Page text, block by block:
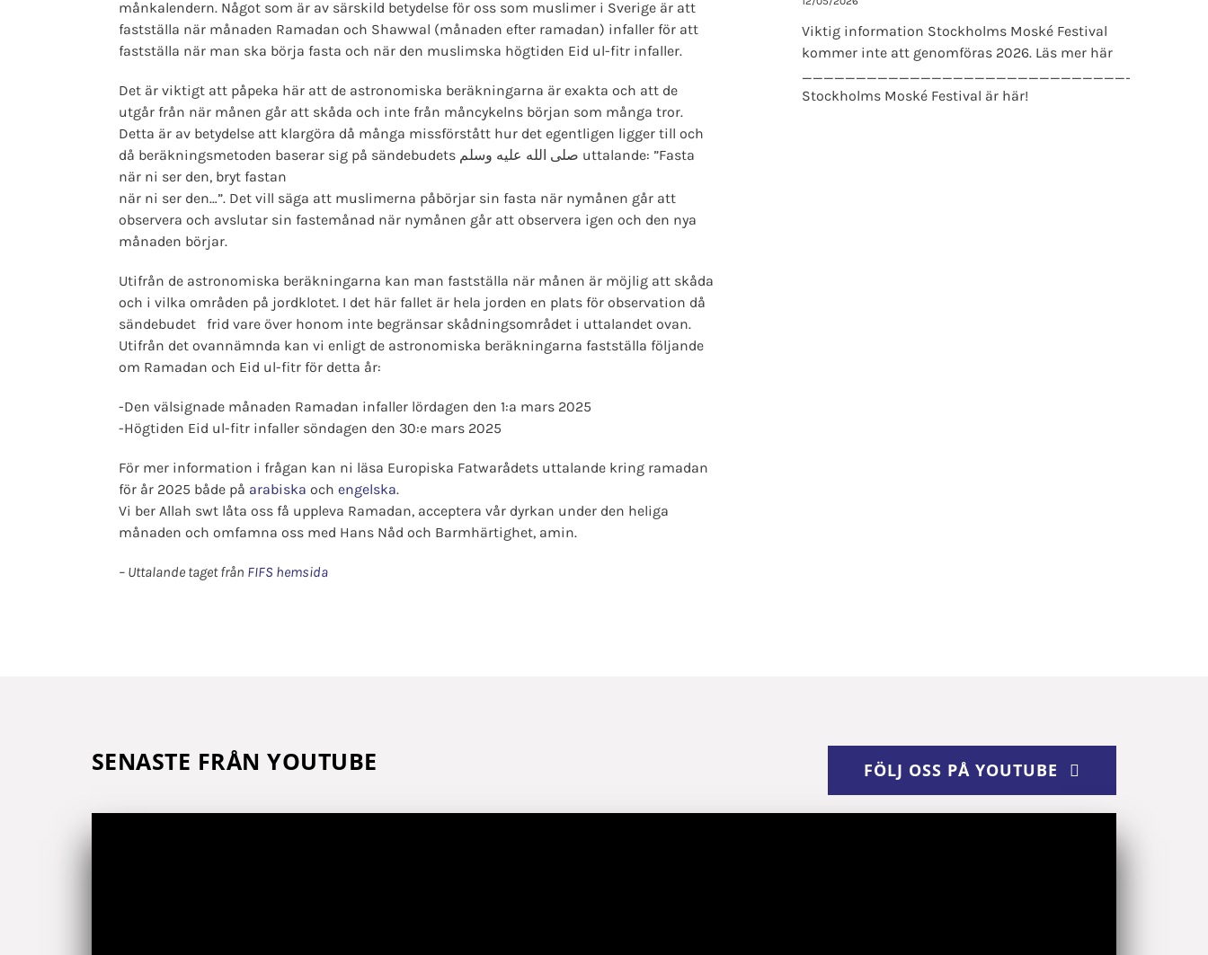
månkalendern. Något som är av särskild betydelse för oss som muslimer i Sverige är att
fastställa när månaden Ramadan och Shawwal (månaden efter ramadan) infaller för att
fastställa när man ska börja fasta och när den muslimska högtiden Eid ul-fitr infaller.
Det är viktigt att påpeka här att de astronomiska beräkningarna är exakta och att de
utgår från när månen går att skåda och inte från måncykelns början som många tror.
Detta är av betydelse att klargöra då många missförstått hur det egentligen ligger till och
då beräkningsmetoden baserar sig på sändebudets صلى الله عليه وسلم uttalande: ”Fasta
när ni ser den, bryt fastan
när ni ser den…”. Det vill säga att muslimerna påbörjar sin fasta när nymånen går att
observera och avslutar sin fastemånad när nymånen går att observera igen och den nya
månaden börjar.
Utifrån de astronomiska beräkningarna kan man fastställa när månen är möjlig att skåda
och i vilka områden på jordklotet. I det här fallet är hela jorden en plats för observation då
sändebudet frid vare över honom inte begränsar skådningsområdet i uttalandet ovan.
Utifrån det ovannämnda kan vi enligt de astronomiska beräkningarna fastställa följande
om Ramadan och Eid ul-fitr för detta år:
-Den välsignade månaden Ramadan infaller lördagen den 1:a mars 2025
-Högtiden Eid ul-fitr infaller söndagen den 30:e mars 2025
För mer information i frågan kan ni läsa Europiska Fatwarådets uttalande kring ramadan
för år 2025 både på arabiska och engelska.
Vi ber Allah swt låta oss få uppleva Ramadan, acceptera vår dyrkan under den heliga
månaden och omfamna oss med Hans Nåd och Barmhärtighet, amin.
– Uttalande taget från FIFS hemsida
Viktig information Stockholms Moské Festival
kommer inte att genomföras 2026. Läs mer här
Stockholms Moské Festival är här!
SENASTE FRÅN YOUTUBE FÖLJ OSS PÅ YOUTUBE